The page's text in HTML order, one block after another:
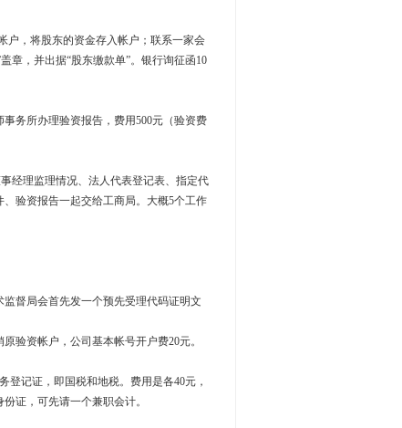
户，将股东的资金存入帐户；联系一家会
章，并出据“股东缴款单”。银行询征函10
事务所办理验资报告，费用500元（验资费
经理监理情况、法人代表登记表、指定代
验资报告一起交给工商局。大概5个工作
督局会首先发一个预先受理代码证明文
验资帐户，公司基本帐号开户费20元。
登记证，即国税和地税。费用是各40元，
证，可先请一个兼职会计。